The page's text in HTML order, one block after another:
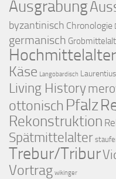
Ausgrabung
byzantinisch Chronologie
germanisch
Hochmittelalter
Käse Langobardisch
Living History
ottonisch Pfalz
Rekonstruktion
Spätmittelalter
Trebur/Tribur
Vortrag wikinger